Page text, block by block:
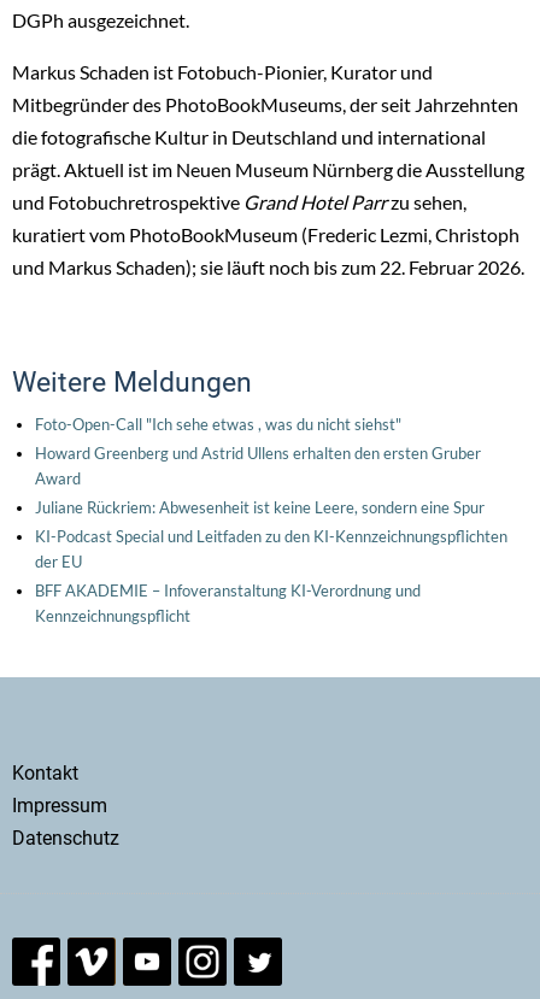
DGPh ausgezeichnet.
Markus Schaden ist Fotobuch-Pionier, Kurator und
Mitbegründer des PhotoBookMuseums, der seit Jahrzehnten
die fotografische Kultur in Deutschland und international
prägt. Aktuell ist im Neuen Museum Nürnberg die Ausstellung
und Fotobuchretrospektive Grand Hotel Parrzu sehen,
kuratiert vom PhotoBookMuseum (Frederic Lezmi, Christoph
und Markus Schaden); sie läuft noch bis zum 22. Februar 2026.
Weitere Meldungen
Foto-Open-Call "Ich sehe etwas , was du nicht siehst"
Howard Greenberg und Astrid Ullens erhalten den ersten Gruber
Award
Juliane Rückriem: Abwesenheit ist keine Leere, sondern eine Spur
KI-Podcast Special und Leitfaden zu den KI-Kennzeichnungspflichten
der EU
BFF AKADEMIE – Infoveranstaltung KI-Verordnung und
Kennzeichnungspflicht
Secondary
menu
Kontakt
Impressum
Datenschutz